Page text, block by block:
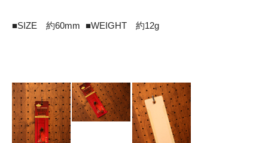
■SIZE 約60mm ■WEIGHT 約12g